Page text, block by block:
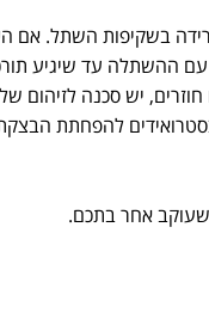
בשקיפות השתל. אם
עם ההשתלה עד שיגיע
יש סכנה לזיהום
להפחתת
אחר בתכם.